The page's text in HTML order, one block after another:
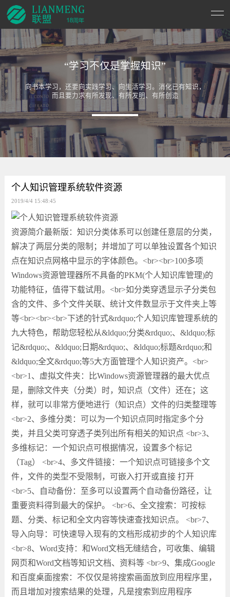
“学习不仅是掌握知识”
向书本学习，还要向实践学习、向生活学习。消化已有知识，
而且要力求有所发现、有所发明、有所创造
个人知识管理系统软件资源
2019/4/4 15:48:45
资源简介最新版：知识分类体系可以创建任意层的分类，
解决了两层分类的限制；并增加了可以单独设置各个知识
点在知识点网格中显示的字体颜色。<br><br>100多项
Windows资源管理器所不具备的PKM(个人知识库管理)的
功能特征，值得下载试用。<br>如分类穿透显示子分类包
含的文件、多个文件关联、统计文件数显示于文件夹上等
等<br><br><br>下述的针式&rdquo;个人知识库管理系统的
九大特色，帮助您轻松从&ldquo;分类&rdquo;、&ldquo;标
记&rdquo;、&ldquo;日期&rdquo;、&ldquo;标题&rdquo;和
&ldquo;全文&rdquo;等5大方面管理个人知识资产。<br>
<br>1、虚拟文件夹：比Windows资源管理器的最大优点
是，删除文件夹（分类）时，知识点（文件）还在；这
样，就可以非常方便地进行（知识点）文件的归类整理等
<br>2、多维分类：可以为一个知识点同时指定多个分
类，并且父类可穿透子类列出所有相关的知识点 <br>3、
多维标记：一个知识点可根据情况，设置多个标记
（Tag） <br>4、多文件链接：一个知识点可链接多个文
件，文件的类型不受限制，可嵌入打开或直接 打开
<br>5、自动备份：至多可以设置两个自动备份路径，让
重要资料得到最大的保护。 <br>6、全文搜索：可按标
题、分类、标记和全文内容等快速查找知识点。 <br>7、
导入向导：可快速导入现有的文档形成初步的个人知识库
<br>8、Word支持：和Word文档无缝结合，可收集、编辑
网页和Word文档等知识文档、资料等 <br>9、集成Google
和百度桌面搜索：不仅仅是将搜索画面放到应用程序里，
而且增加对搜索结果的处理，凡是搜索到应用程序